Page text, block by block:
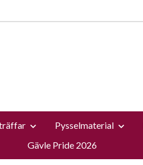
Pysselmaterial
Gävle Pride 2026